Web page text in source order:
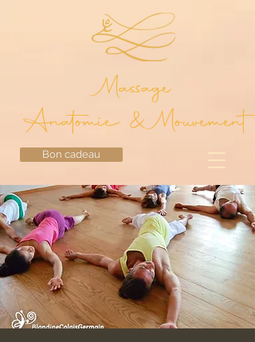
Massage
Anatomie & Mouvement
Bon cadeau